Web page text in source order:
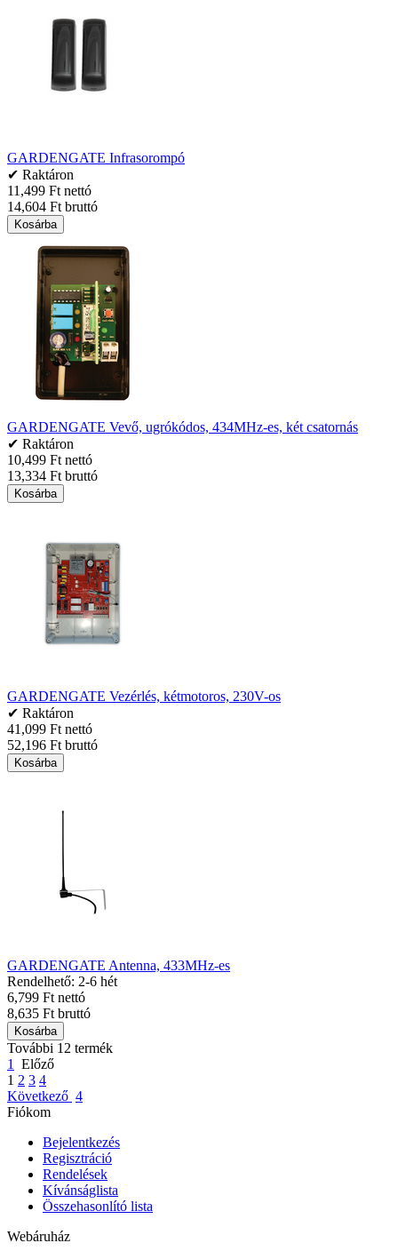
GARDENGATE Infrasorompó
✔ Raktáron
11,499 Ft nettó
14,604 Ft bruttó
Kosárba
GARDENGATE Vevő, ugrókódos, 434MHz-es, két csatornás
✔ Raktáron
10,499 Ft nettó
13,334 Ft bruttó
Kosárba
GARDENGATE Vezérlés, kétmotoros, 230V-os
✔ Raktáron
41,099 Ft nettó
52,196 Ft bruttó
Kosárba
GARDENGATE Antenna, 433MHz-es
Rendelhető: 2-6 hét
6,799 Ft nettó
8,635 Ft bruttó
Kosárba
További 12 termék
1
Előző
1 2 3 4
Következő 4
Fiókom
Bejelentkezés
Regisztráció
Rendelések
Kívánságlista
Összehasonlító lista
Webáruház